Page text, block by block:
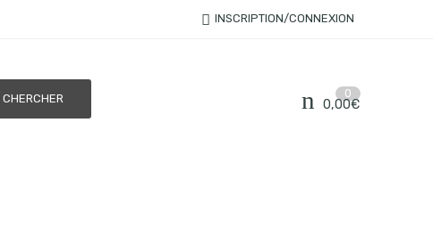
INSCRIPTION/CONNEXION
0
0,00€